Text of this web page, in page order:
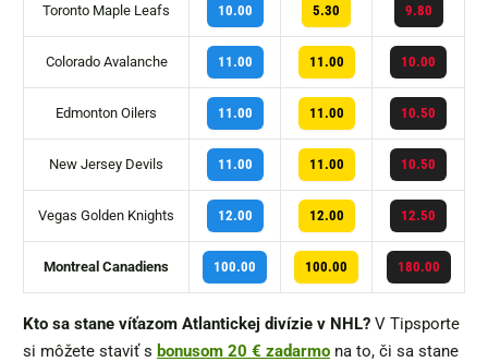
Toronto Maple Leafs 10.00 5.30 9.80
Colorado Avalanche 11.00 11.00 10.00
Edmonton Oilers 11.00 11.00 10.50
New Jersey Devils 11.00 11.00 10.50
Vegas Golden Knights 12.00 12.00 12.50
Montreal Canadiens 100.00 100.00 180.00
Kto sa stane víťazom Atlantickej divízie v NHL? V Tipsporte
si môžete staviť s bonusom 20 € zadarmo na to, či sa stane